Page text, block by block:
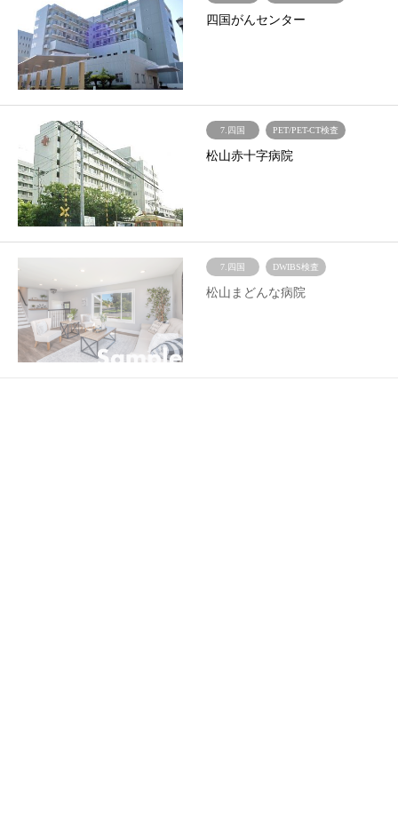
四国がんセンター
7.四国 PET/PET-CT検査
松山赤十字病院
7.四国 DWIBS検査
松山まどんな病院